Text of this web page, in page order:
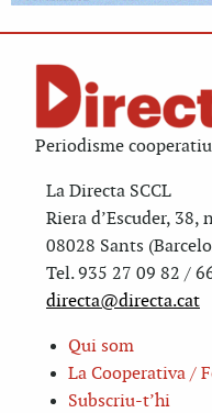
Periodisme
La Directa SCCL
Riera d’Escuder, 38,
08028 Sants
Tel. 935 27 09 82 /
directa@directa.cat
Qui som
La Cooperativa /
Subscriu-t’hi